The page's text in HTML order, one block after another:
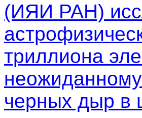
(ИЯИ РАН)
триллиона
черных дыр в